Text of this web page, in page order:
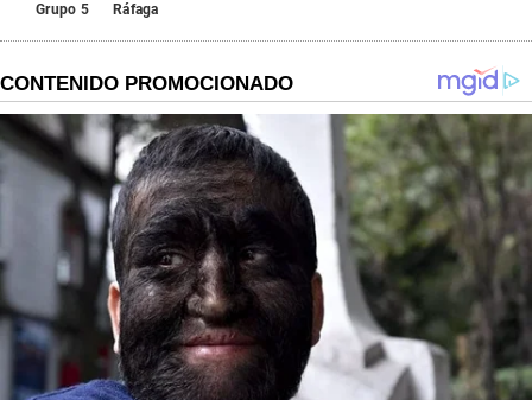
Grupo 5 Ráfaga